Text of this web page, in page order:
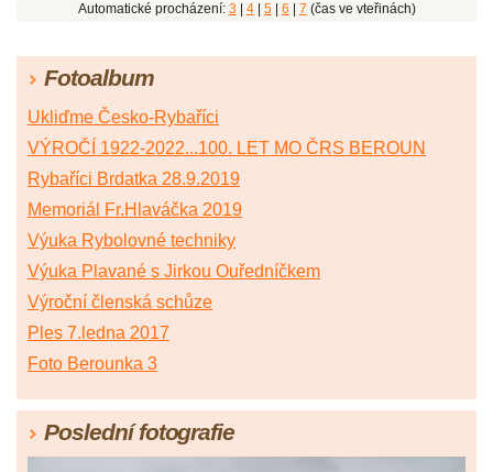
Automatické procházení: 3 4| 5| 6 7 (čas ve vteřinách)
Fotoalbum
Ukliďme Česko-Rybaříci
VÝROČÍ 1922-2022...100. LET MO ČRS BEROUN
Rybaříci Brdatka 28.9.2019
Memoriál Fr.Hlaváčka 2019
Výuka Rybolovné techniky
Výuka Plavané s Jirkou Ouředníčkem
Výroční členská schůze
Ples 7.ledna 2017
Foto Berounka 3
Poslední fotografie